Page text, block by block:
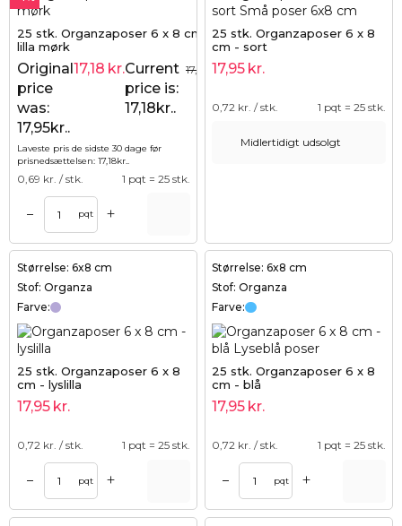
25 stk. Organzaposer 6 x 8 cm -
lilla mørk
17,95 kr.
Original
price
was:
17,95kr..
17,18 kr.Current
price is:
17,18kr..
Laveste pris de sidste 30 dage før
prisnedsættelsen: 17,18kr..
0,69 kr. / stk. 1 pqt = 25 stk.
– pqt +
25 stk. Organzaposer 6 x 8
cm - sort
17,95 kr.
0,72 kr. / stk. 1 pqt = 25 stk.
Midlertidigt udsolgt
Størrelse: 6x8 cm
Stof: Organza
Farve:
25 stk. Organzaposer 6 x 8
cm - lyslilla
17,95 kr.
0,72 kr. / stk. 1 pqt = 25 stk.
– pqt +
Størrelse: 6x8 cm
Stof: Organza
Farve:
25 stk. Organzaposer 6 x 8
cm - blå
17,95 kr.
0,72 kr. / stk. 1 pqt = 25 stk.
– pqt +